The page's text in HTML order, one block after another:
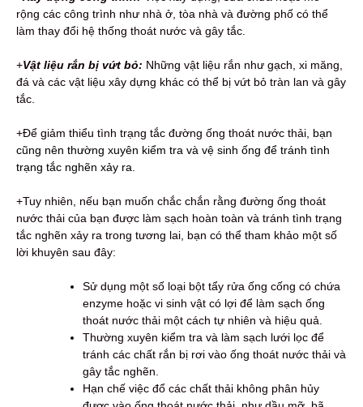
rộng các công trình như nhà ở, tòa nhà và đường phố có thể
làm thay đổi hệ thống thoát nước và gây tắc.
+Vật liệu rắn bị vứt bỏ: Những vật liệu rắn như gạch, xi măng,
đá và các vật liệu xây dựng khác có thể bị vứt bỏ tràn lan và gây
tắc.
+Để giảm thiểu tình trạng tắc đường ống thoát nước thải, bạn
cũng nên thường xuyên kiểm tra và vệ sinh ống để tránh tình
trạng tắc nghẽn xảy ra.
+Tuy nhiên, nếu bạn muốn chắc chắn rằng đường ống thoát
nước thải của bạn được làm sạch hoàn toàn và tránh tình trạng
tắc nghẽn xảy ra trong tương lai, bạn có thể tham khảo một số
lời khuyên sau đây:
Sử dụng một số loại bột tẩy rửa ống cống có chứa
enzyme hoặc vi sinh vật có lợi để làm sạch ống
thoát nước thải một cách tự nhiên và hiệu quả.
Thường xuyên kiểm tra và làm sạch lưới lọc để
tránh các chất rắn bị rơi vào ống thoát nước thải và
gây tắc nghẽn.
Hạn chế việc đổ các chất thải không phân hủy